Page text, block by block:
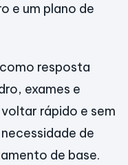
e um plano de
resposta
exames e
rápido e sem
de
de base.